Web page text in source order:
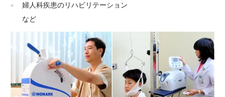
婦人科疾患のリハビリテーション
など